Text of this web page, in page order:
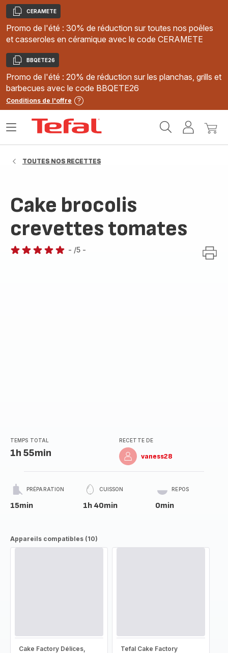
Copier
CERAMETE
Promo de l'été : 30% de réduction sur toutes nos poêles
et casseroles en céramique avec le code CERAMETE
Copier
BBQETE26
Promo de l'été : 20% de réduction sur les planchas, grills et
barbecues avec le code BBQETE26
Conditions de l'offre
MonMon
Ouvrir
TOUTES NOS RECETTES
Cake brocolis
crevettes tomates
- /5 -
TEMPS TOTAL
1h 55min
RECETTE DE
vaness28
PRÉPARATION
15min
CUISSON
1h 40min
REPOS
0min
Appareils compatibles (10)
Cake Factory Délices,
Tefal Cake Factory